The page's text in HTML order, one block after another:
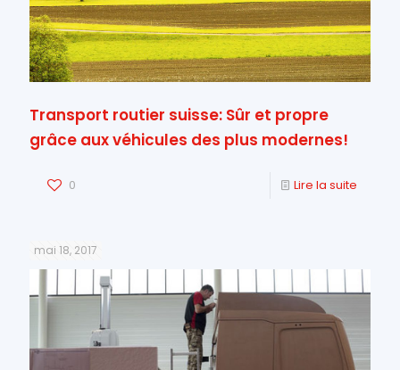
Transport routier suisse: Sûr et propre
grâce aux véhicules des plus modernes!
0 Lire la suite
mai 18, 2017